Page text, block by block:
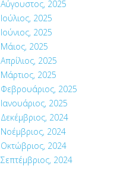
Αύγουστος, 2025
Ιούλιος, 2025
Ιούνιος, 2025
Μάιος, 2025
Απρίλιος, 2025
Μάρτιος, 2025
Φεβρουάριος, 2025
Ιανουάριος, 2025
Δεκέμβριος, 2024
Νοέμβριος, 2024
Οκτώβριος, 2024
Σεπτέμβριος, 2024